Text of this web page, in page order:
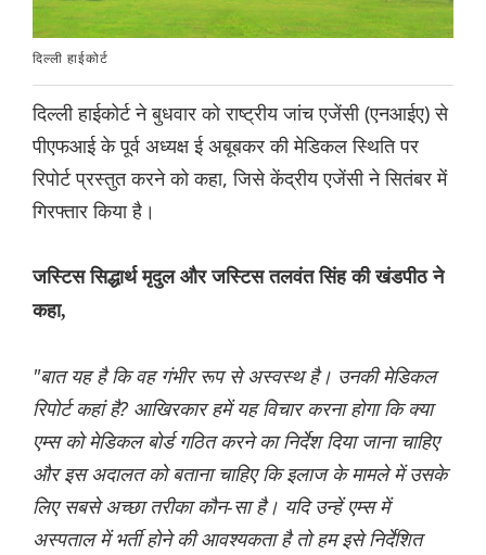
दिल्ली हाईकोर्ट
दिल्ली हाईकोर्ट ने बुधवार को राष्ट्रीय जांच एजेंसी (एनआईए) से
पीएफआई के पूर्व अध्यक्ष ई अबूबकर की मेडिकल स्थिति पर
रिपोर्ट प्रस्तुत करने को कहा, जिसे केंद्रीय एजेंसी ने सितंबर में
गिरफ्तार किया है।
जस्टिस सिद्धार्थ मृदुल और जस्टिस तलवंत सिंह की खंडपीठ ने
कहा,
"बात यह है कि वह गंभीर रूप से अस्वस्थ है। उनकी मेडिकल
रिपोर्ट कहां है? आखिरकार हमें यह विचार करना होगा कि क्या
एम्स को मेडिकल बोर्ड गठित करने का निर्देश दिया जाना चाहिए
और इस अदालत को बताना चाहिए कि इलाज के मामले में उसके
लिए सबसे अच्छा तरीका कौन-सा है। यदि उन्हें एम्स में
अस्पताल में भर्ती होने की आवश्यकता है तो हम इसे निर्देशित